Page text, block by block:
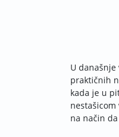
U
praktičnih
kada je u
na način